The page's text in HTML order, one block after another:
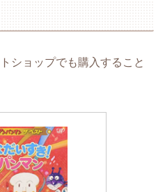
ショップでも購入すること